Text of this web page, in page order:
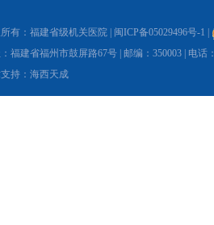
有：福建省级机关医院 | 闽ICP备05029496号-1
福建省福州市鼓屏路67号 | 邮编：350003 | 电话
持：海西天成